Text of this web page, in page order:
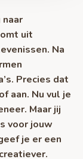
uit
Na
Precies dat
aan. Nu vul je
Maar jij
voor jouw
je er een